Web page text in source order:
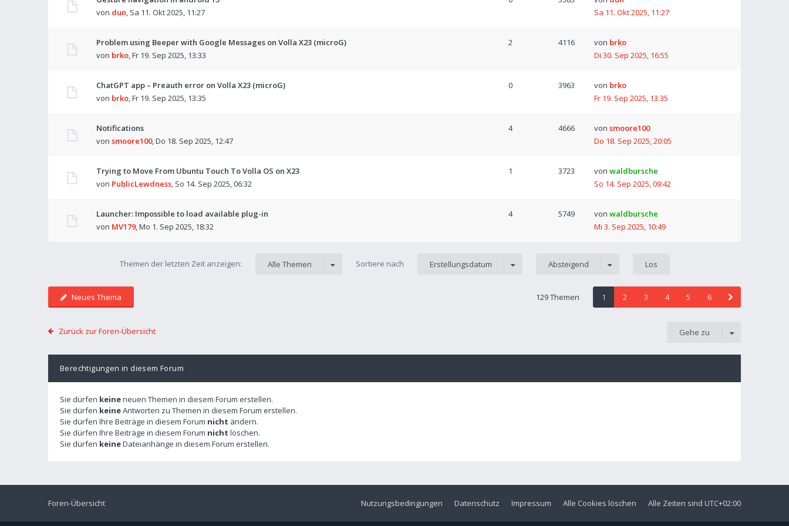
von dun, Sa 11. Okt 2025, 11:27
Sa 11. Okt 2025, 11:27
Problem using Beeper with Google Messages on Volla X23 (microG)
von brko,Fr 19. Sep 2025, 13:33
2 4116 von brko
Di 30. Sep 2025, 16:55
ChatGPT app – Preauth error on Volla X23 (microG)
von brko,Fr 19. Sep 2025, 13:35
0 3963 von brko
Fr 19. Sep 2025, 13:35
Notifications
von smoore100,Do 18. Sep 2025, 12:47
4 4666 von smoore100
Do 18. Sep 2025, 20:05
Trying to Move From Ubuntu Touch To Volla OS on X23
von PublicLewdness, So 14. Sep 2025, 06:32
1 3723 von waldbursche
So 14. Sep 2025, 09:42
Launcher: Impossible to load available plug-in
von MV179,Mo 1. Sep 2025, 18:32
4 5749 von waldbursche
Mi 3. Sep 2025, 10:49
Themen der letzten Zeit anzeigen: Alle Themen Sortiere nach Erstellungsdatum Absteigend
Neues Thema 129 Themen 1 2 3 4 5 6
Zurück zur Foren-Übersicht Gehe zu
Berechtigungen in diesem Forum
Sie dürfen keineneuen Themen in diesem Forum erstellen.
Sie dürfen keineAntworten zu Themen in diesem Forum erstellen.
Sie dürfen Ihre Beiträge in diesem Forum nicht ändern.
Sie dürfen Ihre Beiträge in diesem Forum nicht löschen.
Sie dürfen keineDateianhänge in diesem Forum erstellen.
Foren-Übersicht Alle Zeiten sind UTC+02:00
Alle Cookies löschen
Impressum
Datenschutz
Nutzungsbedingungen